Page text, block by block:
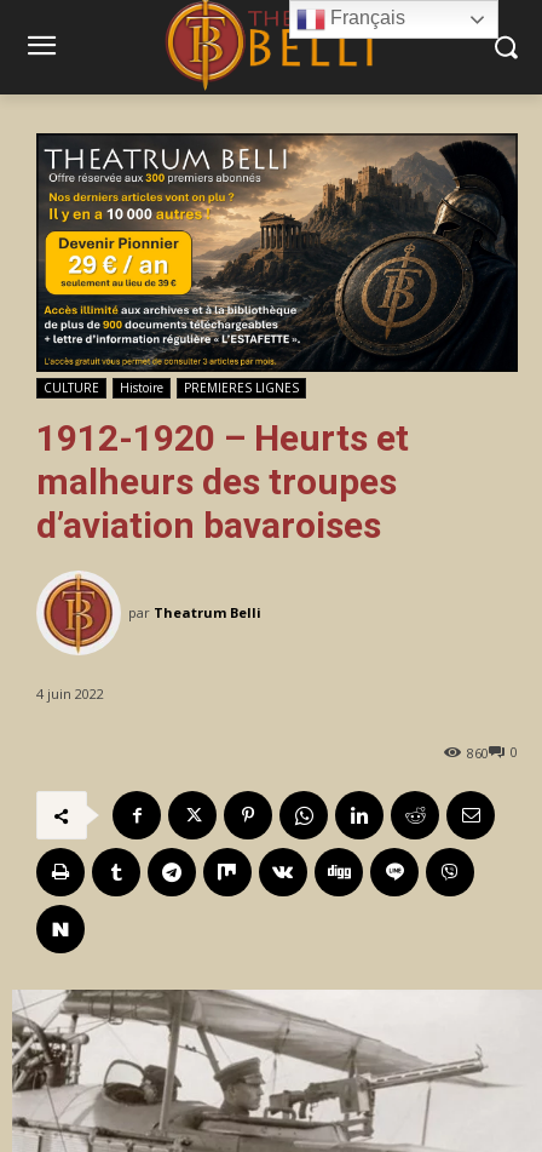
CULTURE Histoire PREMIERES LIGNES
1912-1920 – Heurts et
malheurs des troupes
d’aviation bavaroises
par Theatrum Belli
4 juin 2022
0
860
Français